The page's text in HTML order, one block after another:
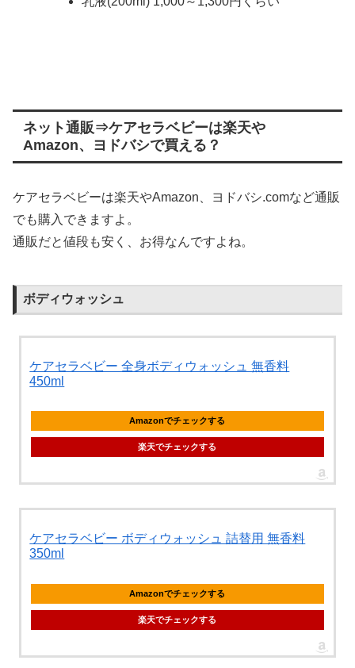
ネット通販⇒ケアセラベビーは楽天や
Amazon、ヨドバシで買える？
ケアセラベビーは楽天やAmazon、ヨドバシ.comなど通販
でも購入できますよ。
通販だと値段も安く、お得なんですよね。
ボディウォッシュ
ケアセラベビー 全身ボディウォッシュ 無香料
450ml
Amazonでチェックする
楽天でチェックする
ケアセラベビー ボディウォッシュ 詰替用 無香料
350ml
Amazonでチェックする
楽天でチェックする